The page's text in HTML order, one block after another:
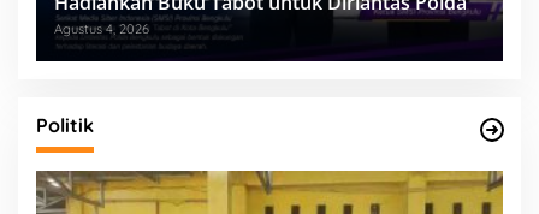
Agustus 4, 2026
Politik